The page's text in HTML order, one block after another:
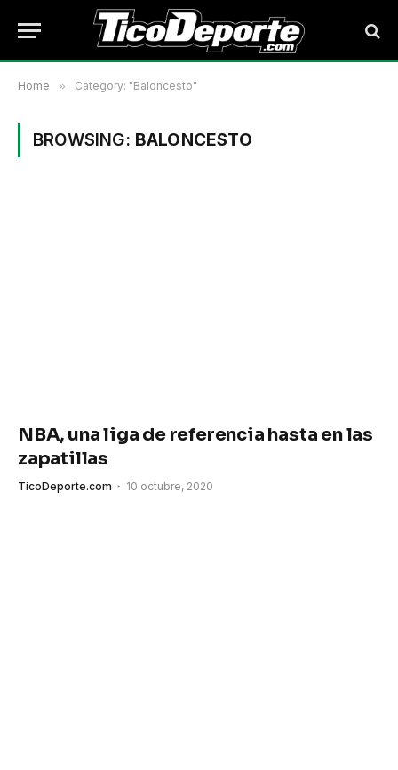
Home » Category: "Baloncesto"
BROWSING: BALONCESTO
NBA, una liga de referencia hasta en las
zapatillas
TicoDeporte.com 10 octubre, 2020